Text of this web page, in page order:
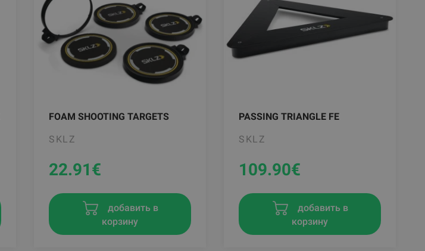
FOAM SHOOTING TARGETS
SKLZ
22.91€
добавить в
корзину
PASSING TRIANGLE FE
SKLZ
109.90€
добавить в
корзину